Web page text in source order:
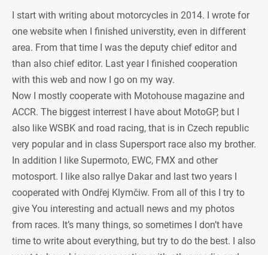
I start with writing about motorcycles in 2014. I wrote for
one website when I finished universtity, even in different
area. From that time I was the deputy chief editor and
than also chief editor. Last year I finished cooperation
with this web and now I go on my way.
Now I mostly cooperate with Motohouse magazine and
ACCR. The biggest interrest I have about MotoGP, but I
also like WSBK and road racing, that is in Czech republic
very popular and in class Supersport race also my brother.
In addition I like Supermoto, EWC, FMX and other
motosport. I like also rallye Dakar and last two years I
cooperated with Ondřej Klymčiw. From all of this I try to
give You interesting and actuall news and my photos
from races. It’s many things, so sometimes I don’t have
time to write about everything, but try to do the best. I also